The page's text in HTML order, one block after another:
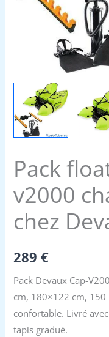
Pack
v2000
chez
289€
Pack Devaux Cap-
cm, 180×122 cm, 150
confortable. Livré
tapis gradué.